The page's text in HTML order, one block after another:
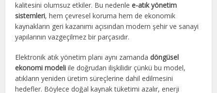
kalitesini olumsuz etkiler. Bu nedenlee-atık yönetim
sistemleri, hem çevresel koruma hem de ekonomik
kaynakların geri kazanımı açısından modern şehir ve sanayi
yapılarının vazgeçilmez bir parçasıdır.
Elektronik atık yönetim planı aynı zamandadöngüsel
ekonomi modeli ile doğrudan ilişkilidir çünkü bu model,
atıkların yeniden üretim süreçlerine dahil edilmesini
hedefler. Böylece doğal kaynak tüketimi azalır, enerji